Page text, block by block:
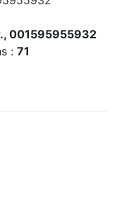
001595955932
: 71